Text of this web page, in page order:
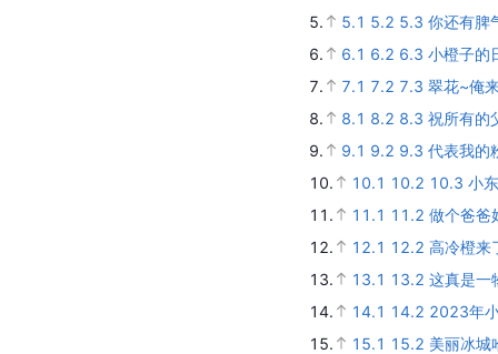
5.
5.1 5.2 5.3 你还有脾
6.
6.1 6.2 6.3 小橙子的
7.
7.1 7.2 7.3 翠花~俺
8.
8.1 8.2 8.3 祝所有的
9.
9.1 9.2 9.3 代表我的
10.
10.1 10.2 10.3 小
11.
11.1 11.2 做个爸爸
12.
12.1 12.2 高冷橙来
13.
13.1 13.2 这真是一
14.
14.1 14.2 2023年
15.
15.1 15.2 美丽冰城